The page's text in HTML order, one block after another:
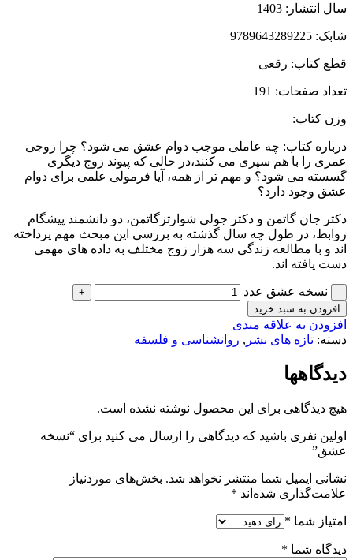
سال انتشار: 1403
شابک: 9789643289225
قطع کتاب: رقعی
تعداد صفحات: 191
وزن کتاب:
درباره کتاب: چه عاملی موجب دوام عشق می شود؟ چرا زوجی
عمری را با هم سپری می کنند،در حالی که پیوند زوج دیگری
گسسته می شود؟ و مهم تر از همه، آیا فرمولی علمی برای دوام
عشق وجود دارد؟
دکتر جان گاتمن و دکتر جولی شوارتزگاتمن، دو دانشمند پیشگام
روابط، در طول چه سال گذشته به بررسی این مبحث مهم پرداخته
اند و با مطالعه زندگی سه هزار زوج مختلف به داده های مهمی
دست یافته اند.
نسخه عشق عدد
افزودن به سبد خرید
افزودن به علاقه مندی
دسته: تازه های نشر , روانشناسی و فلسفه
دیدگاهها
هیچ دیدگاهی برای این محصول نوشته نشده است.
اولین نفری باشید که دیدگاهی را ارسال می کنید برای “نسخه
عشق”
نشانی ایمیل شما منتشر نخواهد شد. بخش‌های موردنیاز
علامت‌گذاری شده‌اند *
امتیاز شما *
دیدگاه شما *